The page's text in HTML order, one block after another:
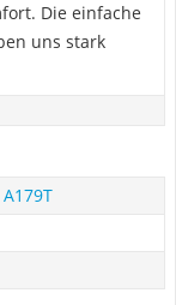
Die einfache
uns stark